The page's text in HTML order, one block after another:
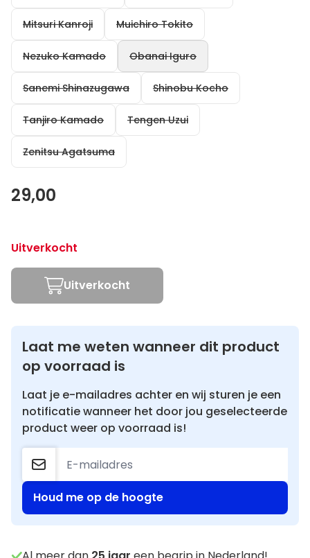
Mitsuri Kanroji Muichiro Tokito
Nezuko Kamado Obanai Iguro
Sanemi Shinazugawa Shinobu Kocho
Tanjiro Kamado Tengen Uzui
Zenitsu Agatsuma
29,00
Uitverkocht
Uitverkocht
Laat me weten wanneer dit product
op voorraad is
Laat je e-mailadres achter en wij sturen je een
notificatie wanneer het door jou geselecteerde
product weer op voorraad is!
Houd me op de hoogte